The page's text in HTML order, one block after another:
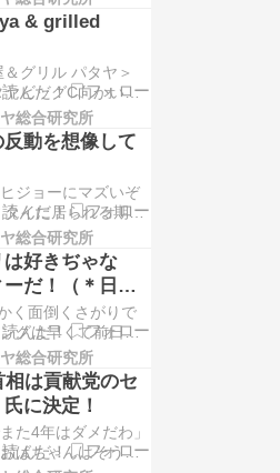
スーパーカジュア
一般的には＜ビス
大衆的なフランス
店でこぢんまりし
からスーパーカジ
た。し…
& grilled
グリル パタヤ＞
ビッグC向かい側
ットロード沿いに
。家が近所でこの
のだが、いつも客
ちょっと気にはな
、店名からして明
って和食＞であ
度な期待…
総合研究所
動を想像して
ジョーにマズいぞ
タイに居られる期間
ヶ月を切って、部
雑多な用事を自分
々にこなしつつ、
ないのか？などと
ら日々暮らしてい
累計十年以上この
た私…
総合研究所
は好きぢゃな
だ！（＊日本
彼女は冷たく
く面倒くさがりで
グは早くて前日と
在後コンドーを賃
め、どーしても必
つ日本に送ろうと
を買って来たのが
を切って（そろそ
）と、ようやく重
総合研究所
は貢献党のセ
に決定！
た4年はダメだわ」
ばちゃんはそう言